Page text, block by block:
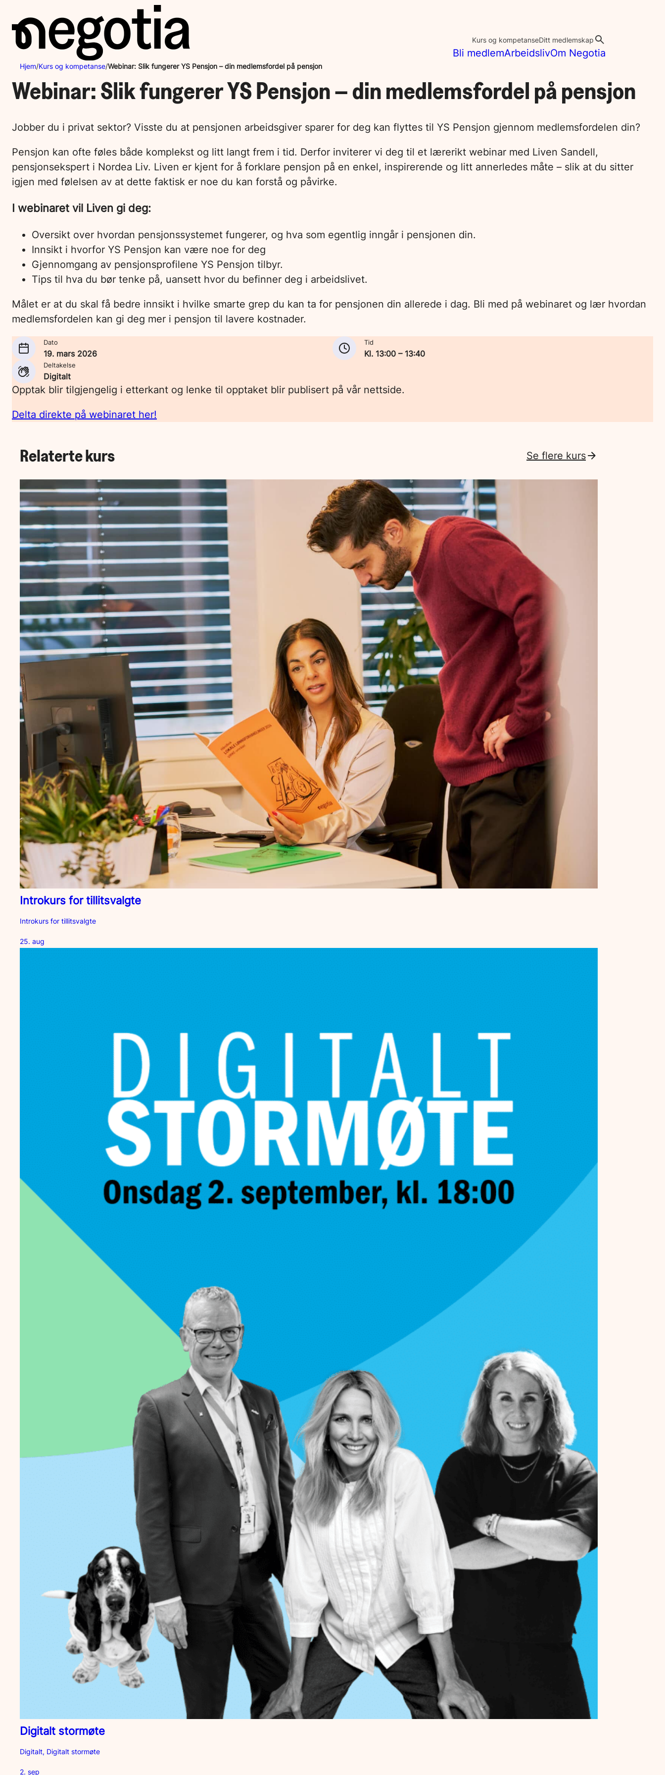
innhold
Bli medlemArbeidslivOm Negotia
Kurs og kompetanseDitt medlemskap
Hjem/Kurs og kompetanse/Webinar: Slik fungerer YS Pensjon – din medlemsfordel på pensjon
Webinar: Slik fungerer YS Pensjon – din medlemsfordel på pensjon
Jobber du i privat sektor? Visste du at pensjonen arbeidsgiver sparer for deg kan flyttes til YS Pensjon gjennom medlemsfordelen din?
Pensjon kan ofte føles både komplekst og litt langt frem i tid. Derfor inviterer vi deg til et lærerikt webinar med Liven Sandell,
pensjonsekspert i Nordea Liv. Liven er kjent for å forklare pensjon på en enkel, inspirerende og litt annerledes måte – slik at du sitter
igjen med følelsen av at dette faktisk er noe du kan forstå og påvirke.
I webinaret vil Liven gi deg:
Oversikt over hvordan pensjonssystemet fungerer, og hva som egentlig inngår i pensjonen din.
Innsikt i hvorfor YS Pensjon kan være noe for deg
Gjennomgang av pensjonsprofilene YS Pensjon tilbyr.
Tips til hva du bør tenke på, uansett hvor du befinner deg i arbeidslivet.
Målet er at du skal få bedre innsikt i hvilke smarte grep du kan ta for pensjonen din allerede i dag. Bli med på webinaret og lær hvordan
medlemsfordelen kan gi deg mer i pensjon til lavere kostnader.
Dato
19. mars 2026
Tid
Kl. 13:00 – 13:40
Deltakelse
Digitalt
Opptak blir tilgjengelig i etterkant og lenke til opptaket blir publisert på vår nettside.
Delta direkte på webinaret her!
Relaterte kurs Se flere kurs
Introkurs for tillitsvalgte
Introkurs for tillitsvalgte
25. aug
Digitalt stormøte
Digitalt, Digitalt stormøte
2. sep